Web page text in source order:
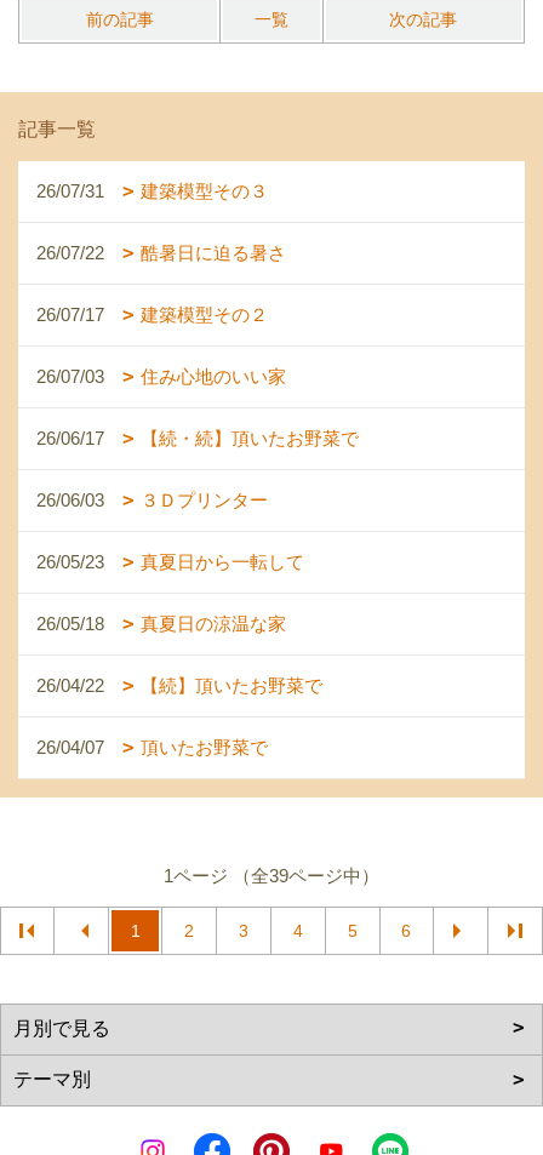
前の記事 一覧 次の記事
記事一覧
26/07/31 建築模型その３
26/07/22 酷暑日に迫る暑さ
26/07/17 建築模型その２
26/07/03 住み心地のいい家
26/06/17 【続・続】頂いたお野菜で
26/06/03 ３Ｄプリンター
26/05/23 真夏日から一転して
26/05/18 真夏日の涼温な家
26/04/22 【続】頂いたお野菜で
26/04/07 頂いたお野菜で
1ページ （全39ページ中）
1 2 3 4 5 6